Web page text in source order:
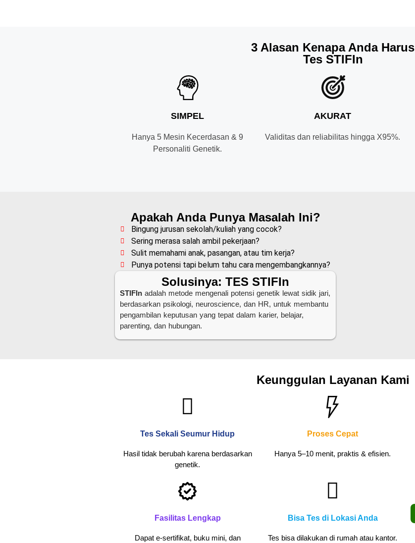
3 Alasan Kenapa Anda Harus
Tes STIFIn
SIMPEL
Hanya 5 Mesin Kecerdasan & 9
Personaliti Genetik.
AKURAT
Validitas dan reliabilitas hingga X95%.
Apakah Anda Punya Masalah Ini?
Bingung jurusan sekolah/kuliah yang cocok?
Sering merasa salah ambil pekerjaan?
Sulit memahami anak, pasangan, atau tim kerja?
Punya potensi tapi belum tahu cara mengembangkannya?
Solusinya: TES STIFIn
STIFIn adalah metode mengenali potensi genetik lewat sidik jari,
berdasarkan psikologi, neuroscience, dan HR, untuk membantu
pengambilan keputusan yang tepat dalam karier, belajar,
parenting, dan hubungan.
Keunggulan Layanan Kami
Tes Sekali Seumur Hidup
Hasil tidak berubah karena berdasarkan
genetik.
Proses Cepat
Hanya 5–10 menit, praktis & efisien.
Fasilitas Lengkap
Dapat e-sertifikat, buku mini, dan
Bisa Tes di Lokasi Anda
Tes bisa dilakukan di rumah atau kantor.